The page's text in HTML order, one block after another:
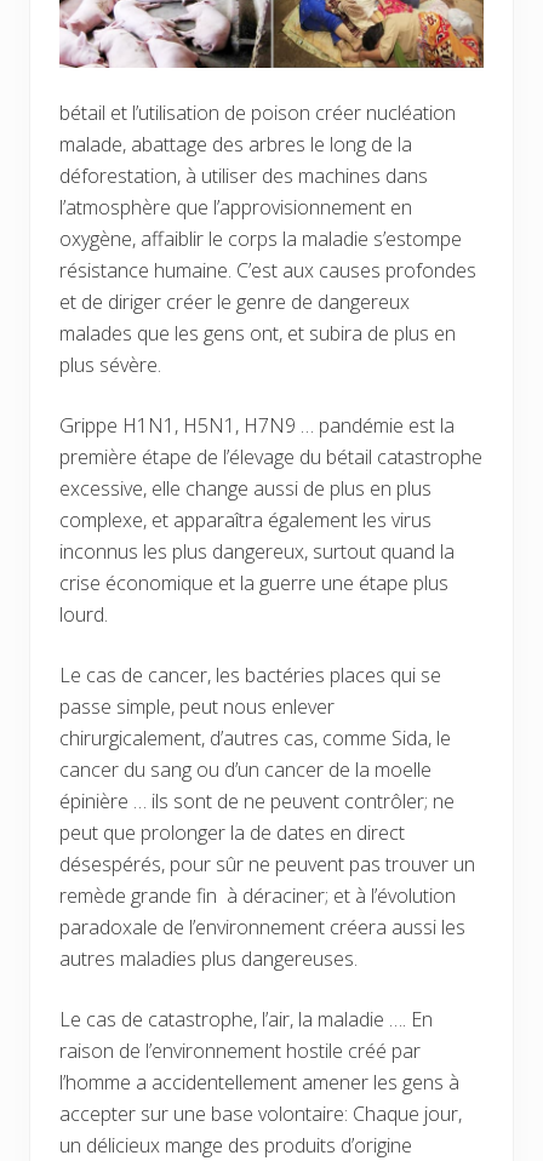
bétail et l’utilisation de poison créer nucléation
malade, abattage des arbres le long de la
déforestation, à utiliser des machines dans
l’atmosphère que l’approvisionnement en
oxygène, affaiblir le corps la maladie s’estompe
résistance humaine. C’est aux causes profondes
et de diriger créer le genre de dangereux
malades que les gens ont, et subira de plus en
plus sévère.
Grippe H1N1, H5N1, H7N9 … pandémie est la
première étape de l’élevage du bétail catastrophe
excessive, elle change aussi de plus en plus
complexe, et apparaîtra également les virus
inconnus les plus dangereux, surtout quand la
crise économique et la guerre une étape plus
lourd.
Le cas de cancer, les bactéries places qui se
passe simple, peut nous enlever
chirurgicalement, d’autres cas, comme Sida, le
cancer du sang ou d’un cancer de la moelle
épinière … ils sont de ne peuvent contrôler; ne
peut que prolonger la de dates en direct
désespérés, pour sûr ne peuvent pas trouver un
remède grande fin à déraciner; et à l’évolution
paradoxale de l’environnement créera aussi les
autres maladies plus dangereuses.
Le cas de catastrophe, l’air, la maladie …. En
raison de l’environnement hostile créé par
l’homme a accidentellement amener les gens à
accepter sur une base volontaire: Chaque jour,
un délicieux mange des produits d’origine